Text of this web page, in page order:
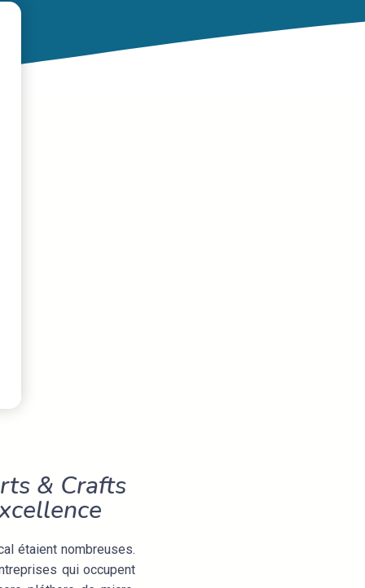
& Crafts
étaient nombreuses.
qui occupent